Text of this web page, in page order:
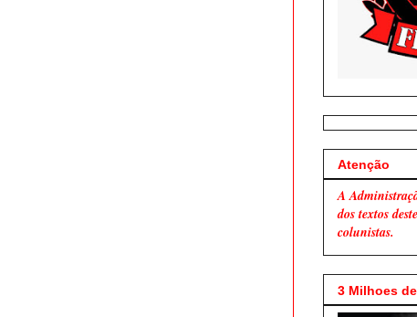
Atenção
A
dos textos
colunistas.
3 Milhoes